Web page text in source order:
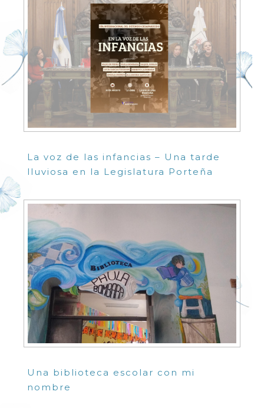
La voz de las infancias – Una tarde
lluviosa en la Legislatura Porteña
Una biblioteca escolar con mi
nombre